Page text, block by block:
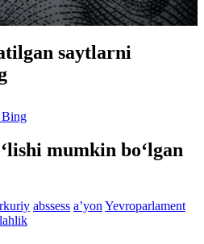
saytlarni
Bing
mumkin bo‘lgan
abssess aʼyon Yevroparlament